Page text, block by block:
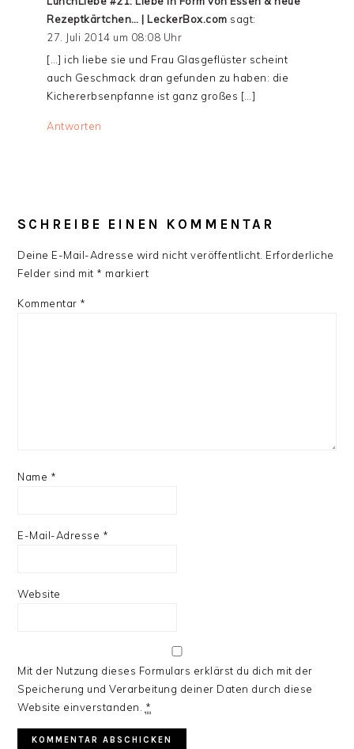
Rezeptkärtchen… | LeckerBox.com sagt:
27. Juli 2014 um 08:08 Uhr
[…] ich liebe sie und Frau Glasgeflüster scheint
auch Geschmack dran gefunden zu haben: die
Kichererbsenpfanne ist ganz großes […]
Antworten
SCHREIBE EINEN KOMMENTAR
Deine E-Mail-Adresse wird nicht veröffentlicht. Erforderliche
Felder sind mit * markiert
Kommentar *
Name *
E-Mail-Adresse *
Website
Mit der Nutzung dieses Formulars erklärst du dich mit der
Speicherung und Verarbeitung deiner Daten durch diese
Website einverstanden. *